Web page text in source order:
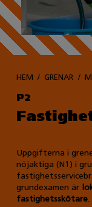
HEM GRENAR
P2
Uppgifterna i
nöjaktiga (N1) i
grundexamen är
fastighetsskötare.